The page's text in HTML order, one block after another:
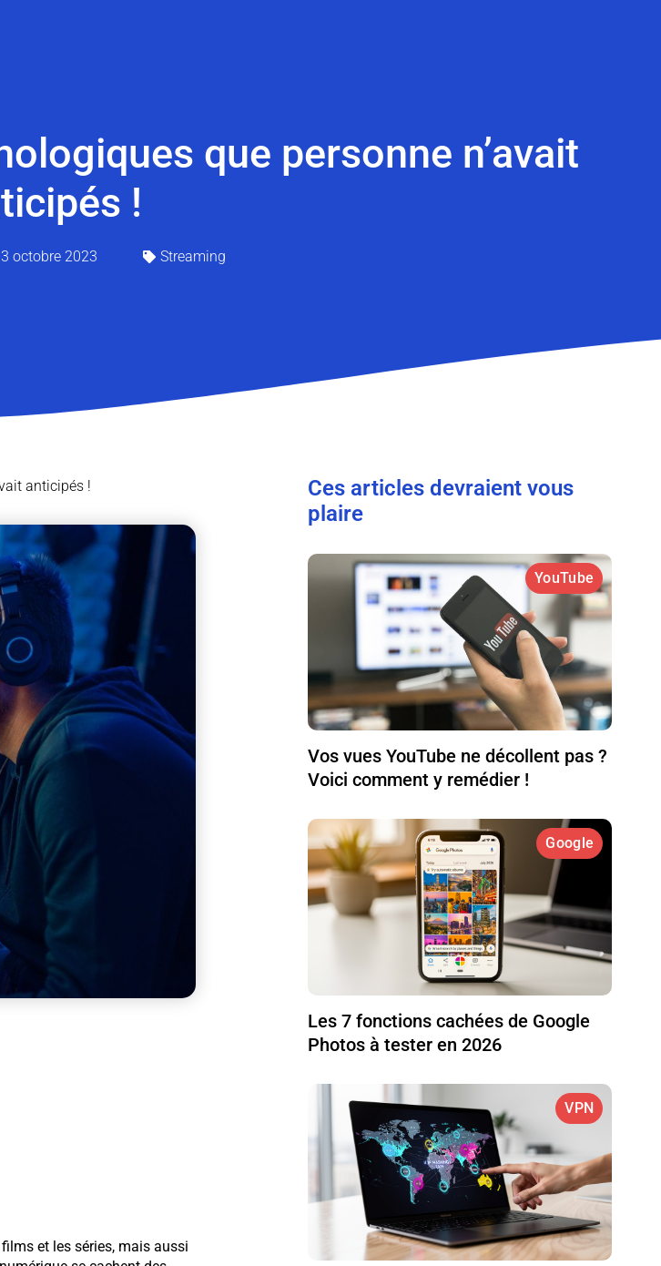
que personne n’avait
!
octobre 2023 Streaming
anticipés !
et les séries, mais aussi
Ces articles devraient vous
plaire
YouTube
Vos vues YouTube ne décollent pas ?
Voici comment y remédier !
Google
Les 7 fonctions cachées de Google
Photos à tester en 2026
VPN